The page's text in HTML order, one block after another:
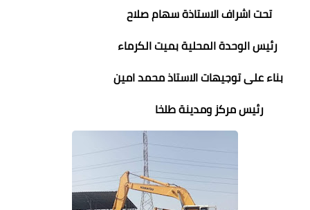
تحت اشراف الاستاذة سهام صلاح
رئيس الوحدة المحلية بميت الكرماء
بناء على توجيهات الاستاذ محمد امين
رئيس مركز ومدينة طلخا